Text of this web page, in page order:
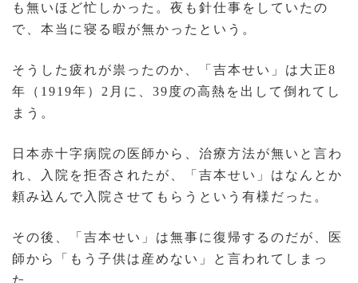
も無いほど忙しかった。夜も針仕事をしていたの
で、本当に寝る暇が無かったという。
そうした疲れが祟ったのか、「吉本せい」は大正8
年（1919年）2月に、39度の高熱を出して倒れてし
まう。
日本赤十字病院の医師から、治療方法が無いと言わ
れ、入院を拒否されたが、「吉本せい」はなんとか
頼み込んで入院させてもらうという有様だった。
その後、「吉本せい」は無事に復帰するのだが、医
師から「もう子供は産めない」と言われてしまっ